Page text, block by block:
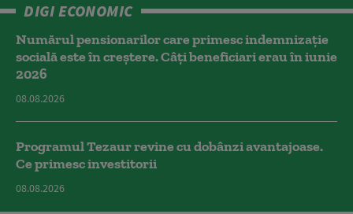
DIGI ECONOMIC
Numărul pensionarilor care primesc indemnizaţie
socială este în creștere. Câți beneficiari erau în iunie
2026
08.08.2026
Programul Tezaur revine cu dobânzi avantajoase.
Ce primesc investitorii
08.08.2026